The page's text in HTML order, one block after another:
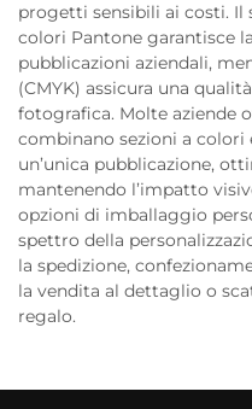
progetti sensibili ai costi. Il
colori Pantone garantisce
pubblicazioni aziendali,
(CMYK) assicura una
fotografica. Molte aziende
combinano sezioni a colori
un’unica pubblicazione,
mantenendo l’impatto
opzioni di imballaggio
spettro della
la spedizione,
la vendita al dettaglio o
regalo.